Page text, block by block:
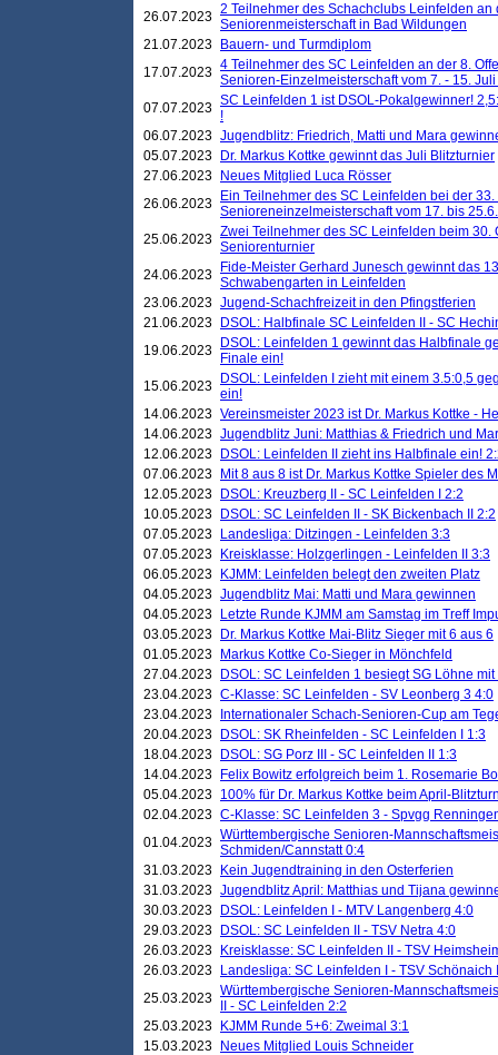
26.07.2023 2 Teilnehmer des Schachclubs Leinfelden an
Seniorenmeisterschaft in Bad Wildungen
21.07.2023
Bauern- und Turmdiplom
17.07.2023 4 Teilnehmer des SC Leinfelden an der 8.
Senioren-Einzelmeisterschaft vom 7. - 15.
07.07.2023 SC Leinfelden 1 ist DSOL-Pokalgewinner!
!
06.07.2023 Jugendblitz: Friedrich, Matti und Mara
05.07.2023
Dr. Markus Kottke gewinnt das Juli Blitzturnier
27.06.2023
Neues Mitglied Luca Rösser
26.06.2023
Ein Teilnehmer des SC Leinfelden bei der
Senioreneinzelmeisterschaft vom 17. bis
25.06.2023 Zwei Teilnehmer des SC Leinfelden beim
Seniorenturnier
24.06.2023
Fide-Meister Gerhard Junesch gewinnt das
Schwabengarten in Leinfelden
23.06.2023 Jugend-Schachfreizeit in den Pfingstferien
21.06.2023
DSOL: Halbfinale SC Leinfelden II - SC
19.06.2023
DSOL: Leinfelden 1 gewinnt das Halbfinale
Finale ein!
15.06.2023
DSOL: Leinfelden I zieht mit einem 3.5:0,5
ein!
14.06.2023 Vereinsmeister 2023 ist Dr. Markus Kottke -
14.06.2023 Jugendblitz Juni: Matthias & Friedrich und
12.06.2023
DSOL: Leinfelden II zieht ins Halbfinale ein!
07.06.2023
Mit 8 aus 8 ist Dr. Markus Kottke Spieler des
12.05.2023
DSOL: Kreuzberg II - SC Leinfelden I 2:2
10.05.2023
DSOL: SC Leinfelden II - SK Bickenbach II 2:2
07.05.2023
Landesliga: Ditzingen - Leinfelden 3:3
07.05.2023
Kreisklasse: Holzgerlingen - Leinfelden II 3:3
06.05.2023
KJMM: Leinfelden belegt den zweiten Platz
04.05.2023 Jugendblitz Mai: Matti und Mara gewinnen
04.05.2023
Letzte Runde KJMM am Samstag im Treff
03.05.2023
Dr. Markus Kottke Mai-Blitz Sieger mit 6 aus 6
01.05.2023
Markus Kottke Co-Sieger in Mönchfeld
27.04.2023
DSOL: SC Leinfelden 1 besiegt SG Löhne mit
23.04.2023 C-Klasse: SC Leinfelden - SV Leonberg 3 4:0
23.04.2023
Internationaler Schach-Senioren-Cup am
20.04.2023
DSOL: SK Rheinfelden - SC Leinfelden I 1:3
18.04.2023
DSOL: SG Porz III - SC Leinfelden II 1:3
14.04.2023
Felix Bowitz erfolgreich beim 1. Rosemarie
05.04.2023 100% für Dr. Markus Kottke beim April-
02.04.2023 C-Klasse: SC Leinfelden 3 - Spvgg
01.04.2023 Württembergische Senioren-
Schmiden/Cannstatt 0:4
31.03.2023
Kein Jugendtraining in den Osterferien
31.03.2023 Jugendblitz April: Matthias und Tijana
30.03.2023
DSOL: Leinfelden I - MTV Langenberg 4:0
29.03.2023
DSOL: SC Leinfelden II - TSV Netra 4:0
26.03.2023
Kreisklasse: SC Leinfelden II - TSV
26.03.2023
Landesliga: SC Leinfelden I - TSV Schönaich
25.03.2023 Württembergische Senioren-
II - SC Leinfelden 2:2
25.03.2023
KJMM Runde 5+6: Zweimal 3:1
15.03.2023
Neues Mitglied Louis Schneider